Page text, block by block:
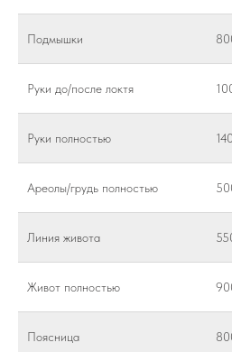
Подмышки
Руки до/после локтя
Руки полностью
Ареолы/грудь полностью
Линия живота
Живот полностью
Поясница